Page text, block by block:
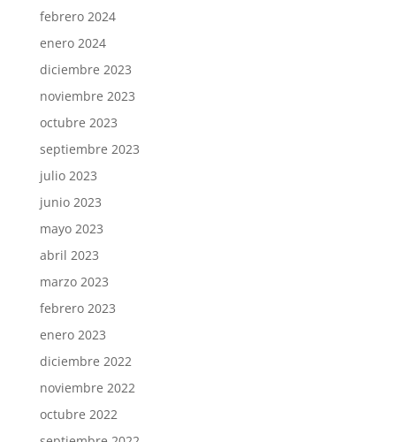
febrero 2024
enero 2024
diciembre 2023
noviembre 2023
octubre 2023
septiembre 2023
julio 2023
junio 2023
mayo 2023
abril 2023
marzo 2023
febrero 2023
enero 2023
diciembre 2022
noviembre 2022
octubre 2022